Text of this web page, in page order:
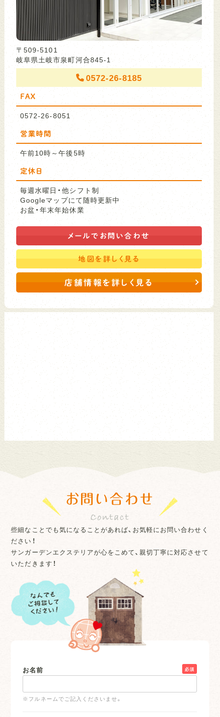
〒509-5101
岐阜県土岐市泉町河合845-1
0572-26-8185
FAX
0572-26-8051
営業時間
午前10時～午後5時
定休日
毎週水曜日・他シフト制
Googleマップにて随時更新中
お盆・年末年始休業
メールで お問い合わせ
地図を詳しく見る
店舗情報を詳しく見る
お問い合わせ
些細なことでも気になることがあれば、お気軽にお問い合わせく
ださい！
サンガーデンエクステリアが心をこめて、親切丁寧に対応させて
いただきます！
お名前 必須
※フルネームでご記入くださいませ。